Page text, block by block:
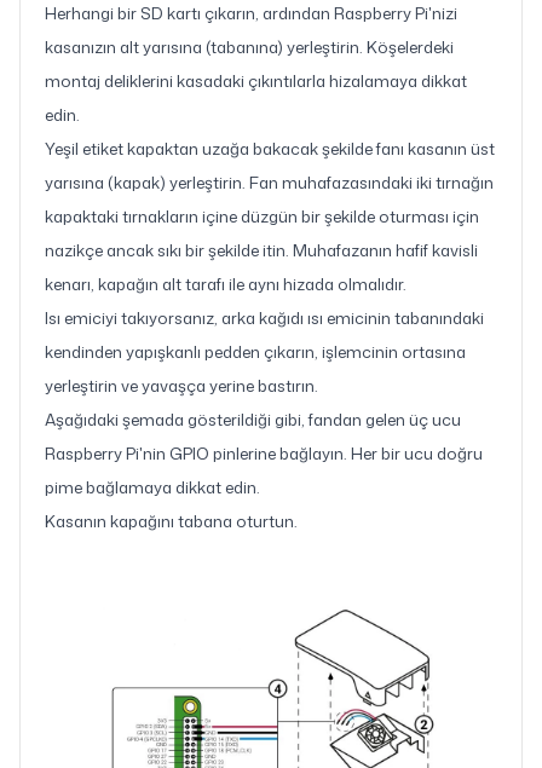
Herhangi bir SD kartı çıkarın, ardından Raspberry Pi'nizi
kasanızın alt yarısına (tabanına) yerleştirin. Köşelerdeki
montaj deliklerini kasadaki çıkıntılarla hizalamaya dikkat
edin.
Yeşil etiket kapaktan uzağa bakacak şekilde fanı kasanın üst
yarısına (kapak) yerleştirin. Fan muhafazasındaki iki tırnağın
kapaktaki tırnakların içine düzgün bir şekilde oturması için
nazikçe ancak sıkı bir şekilde itin. Muhafazanın hafif kavisli
kenarı, kapağın alt tarafı ile aynı hizada olmalıdır.
Isı emiciyi takıyorsanız, arka kağıdı ısı emicinin tabanındaki
kendinden yapışkanlı pedden çıkarın, işlemcinin ortasına
yerleştirin ve yavaşça yerine bastırın.
Aşağıdaki şemada gösterildiği gibi, fandan gelen üç ucu
Raspberry Pi'nin GPIO pinlerine bağlayın. Her bir ucu doğru
pime bağlamaya dikkat edin.
Kasanın kapağını tabana oturtun.